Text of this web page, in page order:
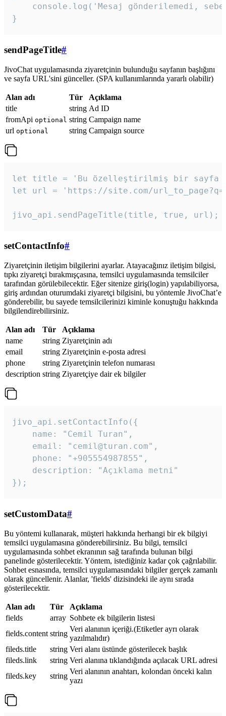
console.log('Mesaj gönderilemedi,
}
sendPageTitle#
JivoChat uygulamasında ziyaretçinin bulunduğu sayfanın başlığını
ve sayfa URL'sini günceller. (SPA kullanımlarında yararlı olabilir)
Alan adı Tür
Açıklama
title
string Ad ID
fromApi optional string Campaign name
url optional string Campaign source
let title = 'Bu özelleştirilmiş bir sayfa
let url = 'https://site.com/
jivo_api.sendPageTitle(title, true, url);
setContactInfo#
Ziyaretçinin iletişim bilgilerini ayarlar. Atayacağınız iletişim bilgisi,
tıpkı ziyaretçi bırakmışçasına, temsilci uygulamasında temsilciler
tarafından görülebilecektir. Eğer sitenize giriş(login) yapılabiliyorsa,
giriş ardından oturumdaki ziyaretçi bilgisini, bu yöntemle JivoChat’e
gönderebilir, bu sayede temsilcilerinizi kiminle konuştuğu hakkında
bilgilendirebilirsiniz.
Alan adı Tür
Açıklama
name
string Ziyaretçinin adı
email
string Ziyaretçinin e-posta adresi
phone
string Ziyaretçinin telefon numarası
description string Ziyaretçiye dair ek bilgiler
jivo_api.setContactInfo({
    name: "Cemil Turan",
    email: "cemil@turan.com",
    phone: "+905554987855",
    description: "Açıklama metni"
});
setCustomData#
Bu yöntemi kullanarak, müşteri hakkında herhangi bir ek bilgiyi
temsilci uygulamasına gönderebilirsiniz. Bu bilgi, temsilci
uygulamasında sohbet ekranının sağ tarafında bulunan bilgi
panelinde gösterilecektir. Yöntem, istediğiniz kadar çok çağrılabilir.
Sohbet esnasında, temsilci uygulamasındaki bilgiler gerçek zamanlı
olarak güncellenir. Alanlar, 'fields' dizisindeki ile aynı sırada
gösterilecektir.
Alan adı Tür
Açıklama
fields
array Sohbete ek bilgilerin listesi
fields.content string
Veri alanının içeriği.(Etiketler ayrı olarak
yazılmalıdır)
fileds.title
string Veri alanı üstünde gösterilecek başlık
fileds.link
string Veri alanına tıklandığında açılacak URL adresi
fileds.key
string
Veri alanının anahtarı, kolondan önceki kalın
yazı